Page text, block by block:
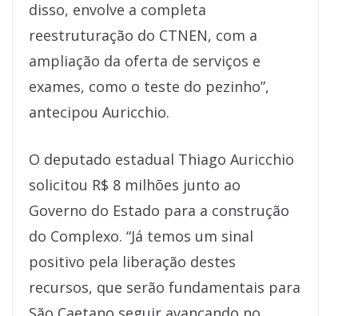
disso, envolve a completa
reestruturação do CTNEN, com a
ampliação da oferta de serviços e
exames, como o teste do pezinho”,
antecipou Auricchio.
O deputado estadual Thiago Auricchio
solicitou R$ 8 milhões junto ao
Governo do Estado para a construção
do Complexo. “Já temos um sinal
positivo pela liberação destes
recursos, que serão fundamentais para